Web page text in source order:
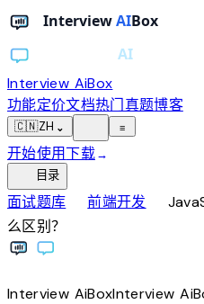
Interview AiBox
功能定价文档热门真题博客
🇨🇳ZH ⌄ ≡
开始使用下载→
目录
面试题库chevron_right前端开发chevron_right
么区别？
Interview AiBoxInterview